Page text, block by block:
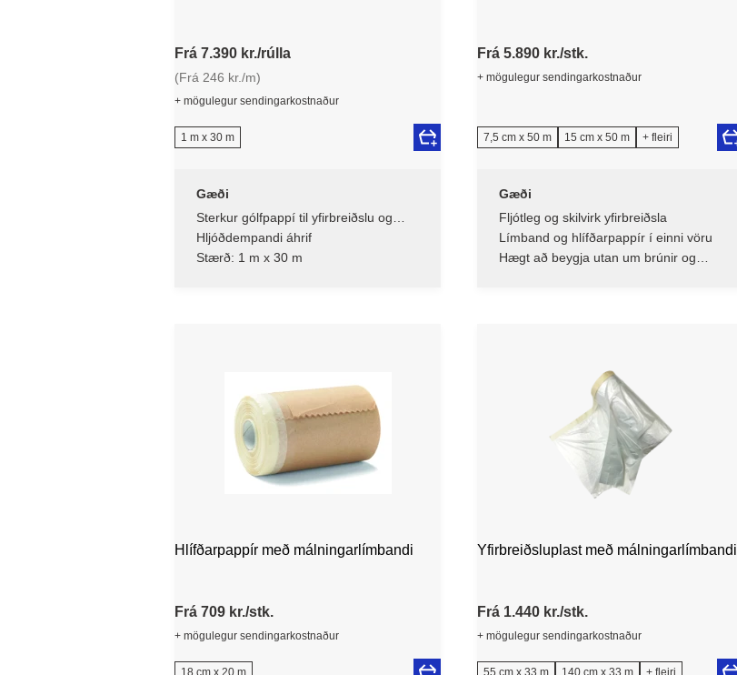
Frá 7.390 kr./rúlla
(Frá 246 kr./m)
+ mögulegur sendingarkostnaður
1 m x 30 m
Gæði
Sterkur gólfpappí til yfirbreiðslu og
verndar
Hljóðdempandi áhrif
Stærð: 1 m x 30 m
Frá 5.890 kr./stk.
+ mögulegur sendingarkostnaður
7,5 cm x 50 m 15 cm x 50 m + fleiri
Gæði
Fljótleg og skilvirk yfirbreiðsla
Límband og hlífðarpappír í einni vöru
Hægt að beygja utan um brúnir og
Hlífðarpappír með málningarlímbandi
Frá 709 kr./stk.
+ mögulegur sendingarkostnaður
18 cm x 20 m
Yfirbreiðsluplast með málningarlímbandi
Frá 1.440 kr./stk.
+ mögulegur sendingarkostnaður
55 cm x 33 m 140 cm x 33 m + fleiri